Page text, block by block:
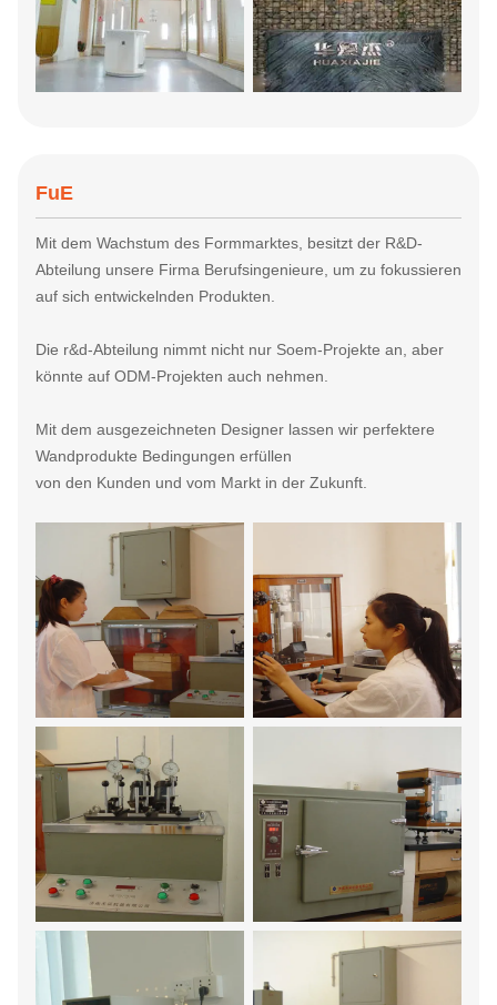
FuE
Mit dem Wachstum des Formmarktes, besitzt der R&D-
Abteilung unsere Firma Berufsingenieure, um zu fokussieren
auf sich entwickelnden Produkten.
Die r&d-Abteilung nimmt nicht nur Soem-Projekte an, aber
könnte auf ODM-Projekten auch nehmen.
Mit dem ausgezeichneten Designer lassen wir perfektere
Wandprodukte Bedingungen erfüllen
von den Kunden und vom Markt in der Zukunft.